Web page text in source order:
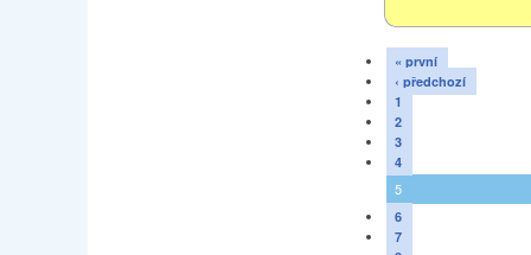
« první
‹ předchozí
1
2
3
4
5
6
7